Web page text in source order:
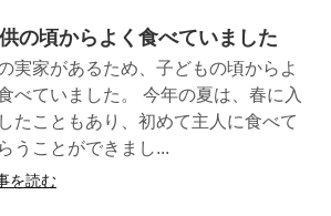
の頃からよく食べていました
実家があるため、子どもの頃からよ
べていました。 今年の夏は、春に入
たこともあり、初めて主人に食べて
うことができまし...
を読む